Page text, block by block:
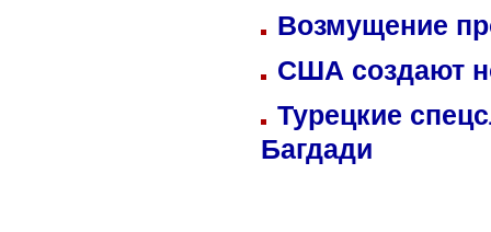
Возмущение
США создают
Турецкие
Багдади